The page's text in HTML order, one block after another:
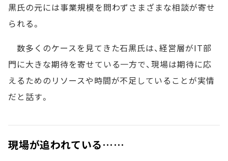
黒氏の元には事業規模を問わずさまざまな相談が寄せ
られる。
数多くのケースを見てきた石黒氏は、経営層がIT部
門に大きな期待を寄せている一方で、現場は期待に応
えるためのリソースや時間が不足していることが実情
だと話す。
現場が追われている……